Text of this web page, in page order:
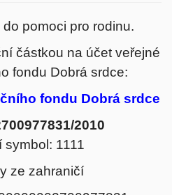
pomoci pro rodinu.
částkou na účet veřejné
fondu Dobrá srdce:
fondu Dobrá srdce
2010
symbol: 1111
ze zahraničí